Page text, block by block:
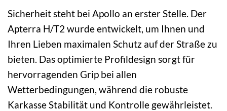
Sicherheit steht bei Apollo an erster Stelle. Der
Apterra H/T2 wurde entwickelt, um Ihnen und
Ihren Lieben maximalen Schutz auf der Straße zu
bieten. Das optimierte Profildesign sorgt für
hervorragenden Grip bei allen
Wetterbedingungen, während die robuste
Karkasse Stabilität und Kontrolle gewährleistet.